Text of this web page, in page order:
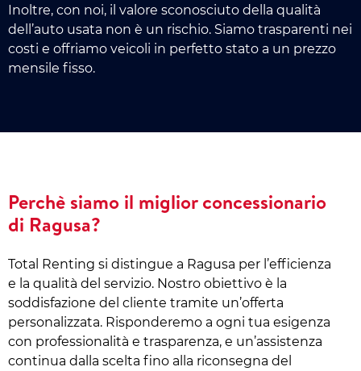
Inoltre, con noi, il valore sconosciuto della qualità
dell’auto usata non è un rischio. Siamo trasparenti nei
costi e offriamo veicoli in perfetto stato a un prezzo
mensile fisso.
Perchè siamo il miglior concessionario
di Ragusa?
Total Renting si distingue a Ragusa per l’efficienza
e la qualità del servizio. Nostro obiettivo è la
soddisfazione del cliente tramite un’offerta
personalizzata. Risponderemo a ogni tua esigenza
con professionalità e trasparenza, e un’assistenza
continua dalla scelta fino alla riconsegna del